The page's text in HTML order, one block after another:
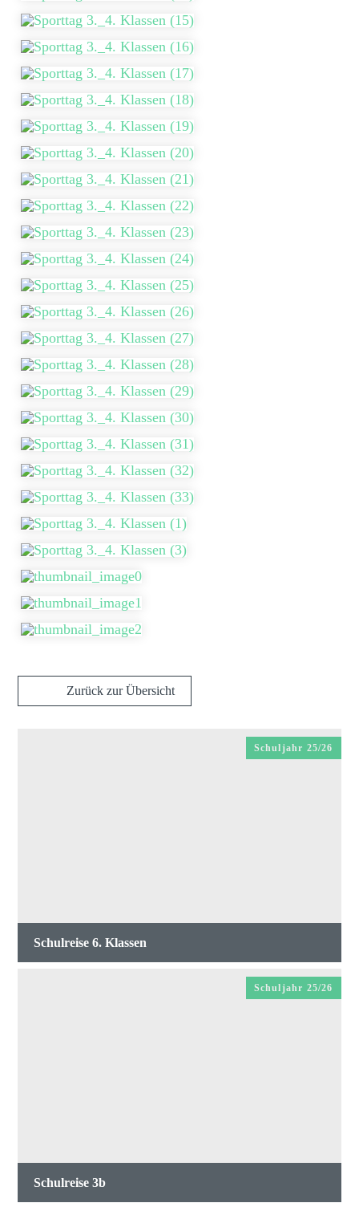
Zurück zur Übersicht
Schulreise 6. Klassen
Schuljahr 25/26
Schulreise 3b
Schuljahr 25/26